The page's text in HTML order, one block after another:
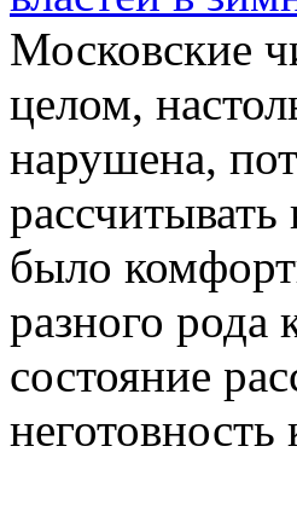
Московские
целом,
нарушена,
было
разного рода
состояние